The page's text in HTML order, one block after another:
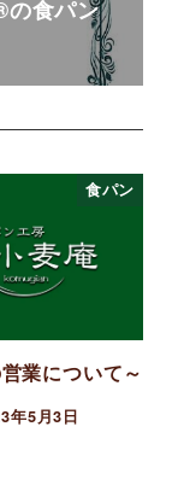
の食パン
食パン
業について～
年5月3日